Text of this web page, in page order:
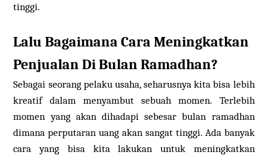
tinggi.
Lalu Bagaimana Cara Meningkatkan
Penjualan Di Bulan Ramadhan?
Sebagai seorang pelaku usaha, seharusnya kita bisa lebih
kreatif dalam menyambut sebuah momen. Terlebih
momen yang akan dihadapi sebesar bulan ramadhan
dimana perputaran uang akan sangat tinggi. Ada banyak
cara yang bisa kita lakukan untuk meningkatkan